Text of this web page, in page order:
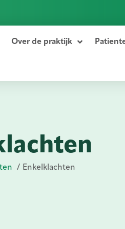
Over de praktijk
Enkelklachten